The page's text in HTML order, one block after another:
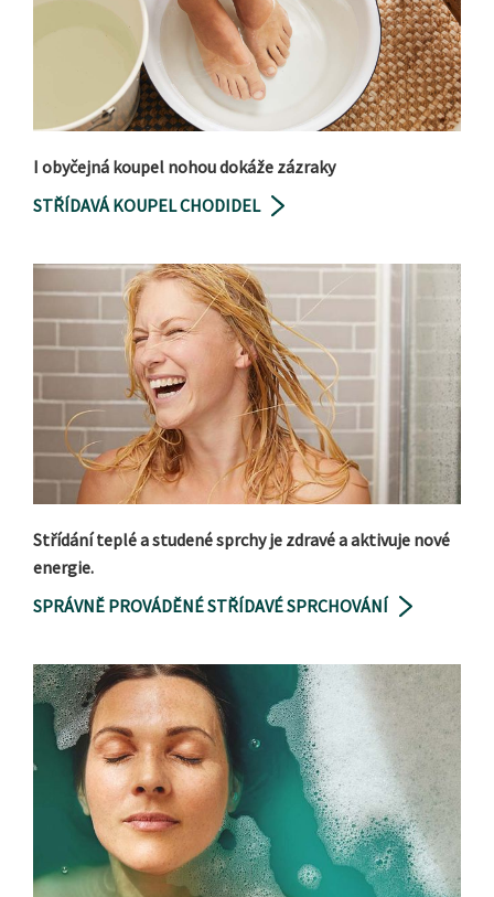
I obyčejná koupel nohou dokáže zázraky
STŘÍDAVÁ KOUPEL CHODIDEL
Střídání teplé a studené sprchy je zdravé a aktivuje nové
energie.
SPRÁVNĚ PROVÁDĚNÉ STŘÍDAVÉ SPRCHOVÁNÍ